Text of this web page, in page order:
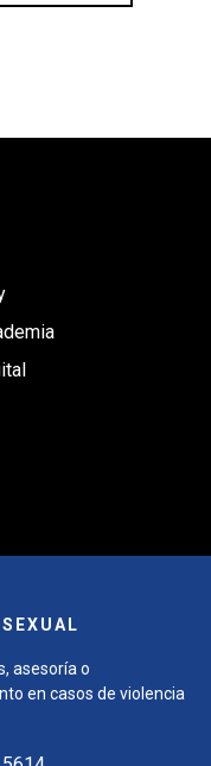
asesoría o
en casos de violencia